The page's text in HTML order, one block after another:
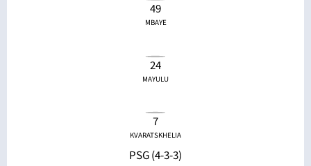
49
MBAYE
24
MAYULU
7
KVARATSKHELIA
PSG (4-3-3)